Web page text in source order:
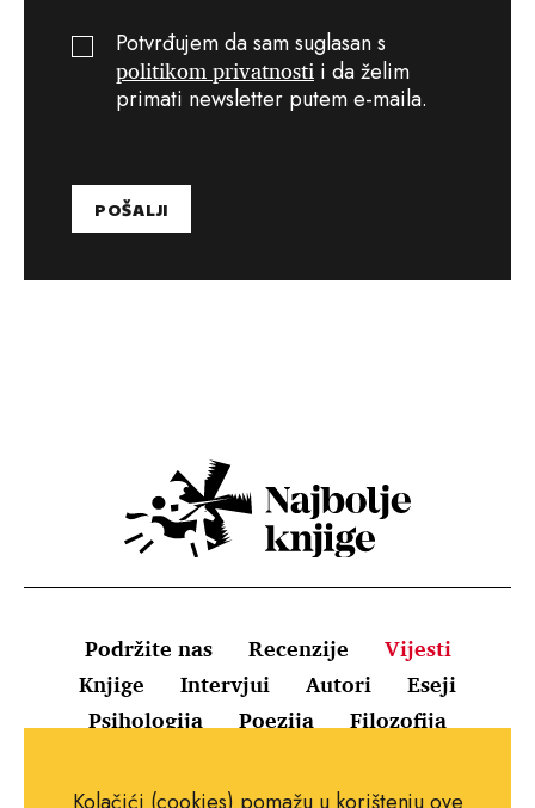
Potvrđujem da sam suglasan s
politikom privatnosti i da želim
primati newsletter putem e-maila.
Podržite nas Recenzije
Vijesti
Knjige
Intervjui Autori
Eseji
Psihologija
Poezija Filozofija
Uvjeti korištenja Pravila o kolačićima